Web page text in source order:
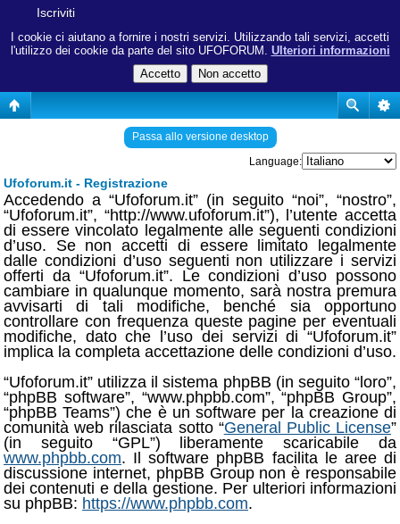
I cookie ci aiutano a fornire i nostri servizi. Utilizzando tali servizi, accetti
l'utilizzo dei cookie da parte del sito UFOFORUM. Ulteriori informazioni
Iscriviti
Passa allo versione desktop
Language:
Ufoforum.it - Registrazione
Accedendo a “Ufoforum.it” (in seguito “noi”, “nostro”,
“Ufoforum.it”, “http://www.ufoforum.it”), l’utente accetta
di essere vincolato legalmente alle seguenti condizioni
d’uso. Se non accetti di essere limitato legalmente
dalle condizioni d’uso seguenti non utilizzare i servizi
offerti da “Ufoforum.it”. Le condizioni d’uso possono
cambiare in qualunque momento, sarà nostra premura
avvisarti di tali modifiche, benché sia opportuno
controllare con frequenza queste pagine per eventuali
modifiche, dato che l’uso dei servizi di “Ufoforum.it”
implica la completa accettazione delle condizioni d’uso.
“Ufoforum.it” utilizza il sistema phpBB (in seguito “loro”,
“phpBB software”, “www.phpbb.com”, “phpBB Group”,
“phpBB Teams”) che è un software per la creazione di
comunità web rilasciata sotto “General Public License”
(in seguito “GPL”) liberamente scaricabile da
www.phpbb.com. Il software phpBB facilita le aree di
discussione internet, phpBB Group non è responsabile
dei contenuti e della gestione. Per ulteriori informazioni
su phpBB: https://www.phpbb.com.